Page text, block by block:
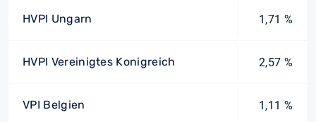
HVPI Ungarn 1,71 %
HVPI Vereinigtes Konigreich 2,57 %
VPI Belgien 1,11 %